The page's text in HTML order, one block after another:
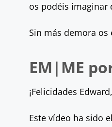
os podéis imaginar
Sin más demora os
EM|ME
¡Felicidades
Este vídeo ha sido